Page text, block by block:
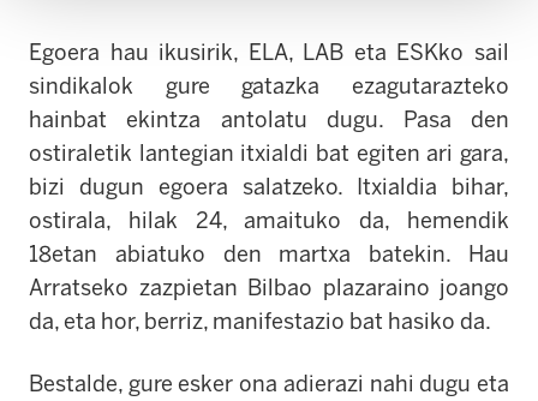
Egoera hau ikusirik, ELA, LAB eta ESKko sail
sindikalok gure gatazka ezagutarazteko
hainbat ekintza antolatu dugu. Pasa den
ostiraletik lantegian itxialdi bat egiten ari gara,
bizi dugun egoera salatzeko. Itxialdia bihar,
ostirala, hilak 24, amaituko da, hemendik
18etan abiatuko den martxa batekin. Hau
Arratseko zazpietan Bilbao plazaraino joango
da, eta hor, berriz, manifestazio bat hasiko da.
Bestalde, gure esker ona adierazi nahi dugu eta